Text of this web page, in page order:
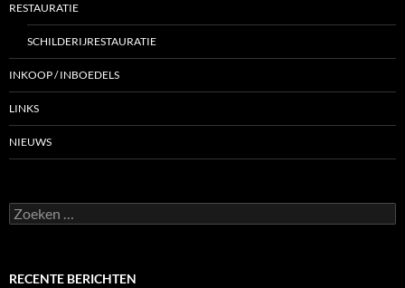
RESTAURATIE
SCHILDERIJRESTAURATIE
INKOOP / INBOEDELS
LINKS
NIEUWS
Zoeken
naar:
RECENTE BERICHTEN